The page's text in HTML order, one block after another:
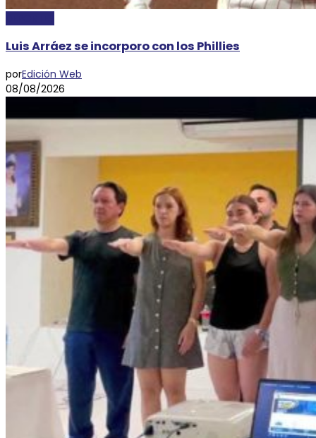
Luis Arráez se incorporo con los Phillies
porEdición Web
08/08/2026